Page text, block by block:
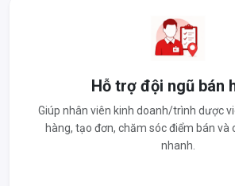
Hỗ trợ đội ngũ bán
Giúp nhân viên kinh doanh/trình dược
hàng, tạo đơn, chăm sóc điểm bán và
nhanh.